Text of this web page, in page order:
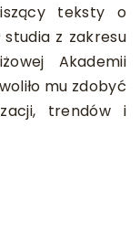
teksty o
z zakresu
Akademii
mu zdobyć
trendów i